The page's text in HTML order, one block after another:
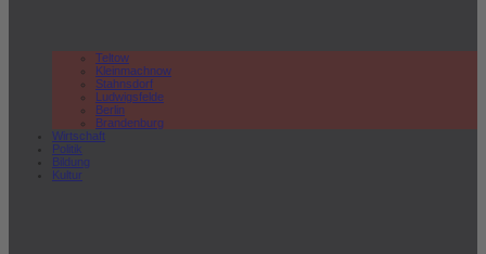
Teltow
Kleinmachnow
Stahnsdorf
Ludwigsfelde
Berlin
Brandenburg
Wirtschaft
Politik
Bildung
Kultur